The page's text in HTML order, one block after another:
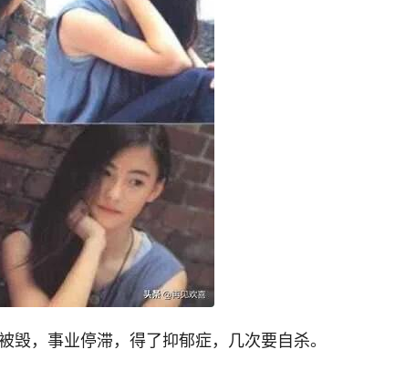
，事业停滞，得了抑郁症，几次要自杀。